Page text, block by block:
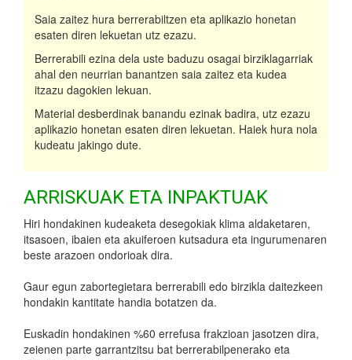
Saia zaitez hura berrerabiltzen eta aplikazio honetan
esaten diren lekuetan utz ezazu.
Berrerabili ezina dela uste baduzu osagai birziklagarriak
ahal den neurrian banantzen saia zaitez eta kudea
itzazu dagokien lekuan.
Material desberdinak banandu ezinak badira, utz ezazu
aplikazio honetan esaten diren lekuetan. Haiek hura nola
kudeatu jakingo dute.
ARRISKUAK ETA INPAKTUAK
Hiri hondakinen kudeaketa desegokiak klima aldaketaren,
itsasoen, ibaien eta akuiferoen kutsadura eta ingurumenaren
beste arazoen ondorioak dira.
Gaur egun zabortegietara berrerabili edo birzikla daitezkeen
hondakin kantitate handia botatzen da.
Euskadin hondakinen %60 errefusa frakzioan jasotzen dira,
zeienen parte garrantzitsu bat berrerabilpenerako eta